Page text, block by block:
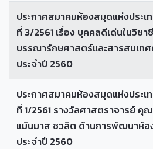
ประกาศสมาคมห้องสมุดแห่งประเ
ที่ 3/2561 เรื่อง บุคคลดีเด่นในวิชา
บรรณารักษศาสตร์และสารสนเท
ประจำปี 2560
ประกาศสมาคมห้องสมุดแห่งประเ
ที่ 1/2561 รางวัลศาสตราจารย์
แม้นมาส ชวลิต ด้านการพัฒนาห้
ประจำปี 2560